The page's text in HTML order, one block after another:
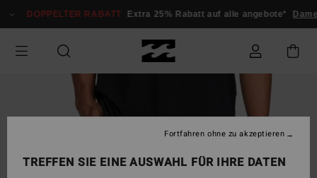
zur
springen
DOPPELTER RABATT Extra 25% Rabatt auf alle angebote*
TREFFEN SIE EINE AUSWAHL FÜR IHRE DATEN
Fortfahren ohne zu akzeptieren